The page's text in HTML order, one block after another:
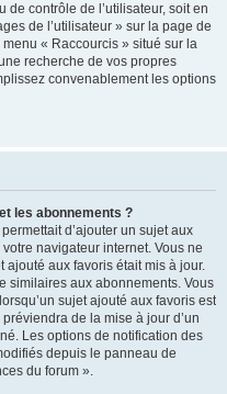
contrôle de l’utilisateur, soit en
de l’utilisateur » sur la page de
« Raccourcis » situé sur la
recherche de vos propres
convenablement les options
les abonnements ?
d’ajouter un sujet aux
navigateur internet. Vous ne
ajouté aux favoris était mis à jour.
similaires aux abonnements. Vous
sujet ajouté aux favoris est
de la mise à jour d’un
Les options de notification des
depuis le panneau de
du forum ».